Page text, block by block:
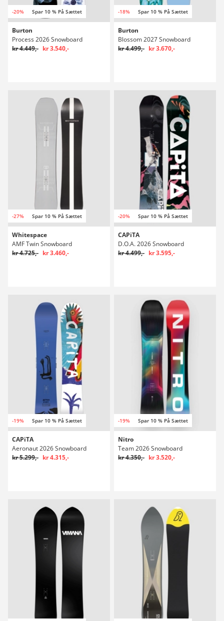
-20% Spar 10 % På Sættet
Burton
Process 2026 Snowboard
kr 4.449,- kr 3.540,-
-18% Spar 10 % På Sættet
Burton
Blossom 2027 Snowboard
kr 4.499,- kr 3.670,-
-27% Spar 10 % På Sættet
Whitespace
AMF Twin Snowboard
kr 4.725,- kr 3.460,-
-20% Spar 10 % På Sættet
CAPiTA
D.O.A. 2026 Snowboard
kr 4.499,- kr 3.595,-
-19% Spar 10 % På Sættet
CAPiTA
Aeronaut 2026 Snowboard
kr 5.299,- kr 4.315,-
-19% Spar 10 % På Sættet
Nitro
Team 2026 Snowboard
kr 4.350,- kr 3.520,-